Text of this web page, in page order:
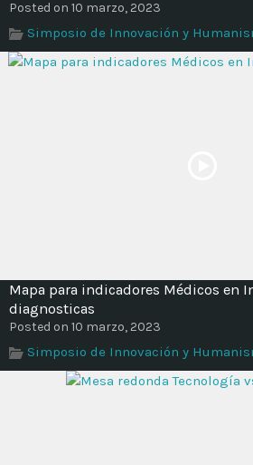
Posted on 10 marzo, 2023
Simposio de Innovación y
Mapa para indicadores Médicos en
diagnosticas
Posted on 10 marzo, 2023
Simposio de Innovación y